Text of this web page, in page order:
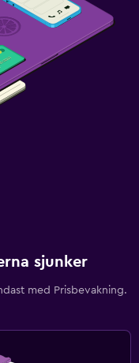
sjunker
med Prisbevakning.